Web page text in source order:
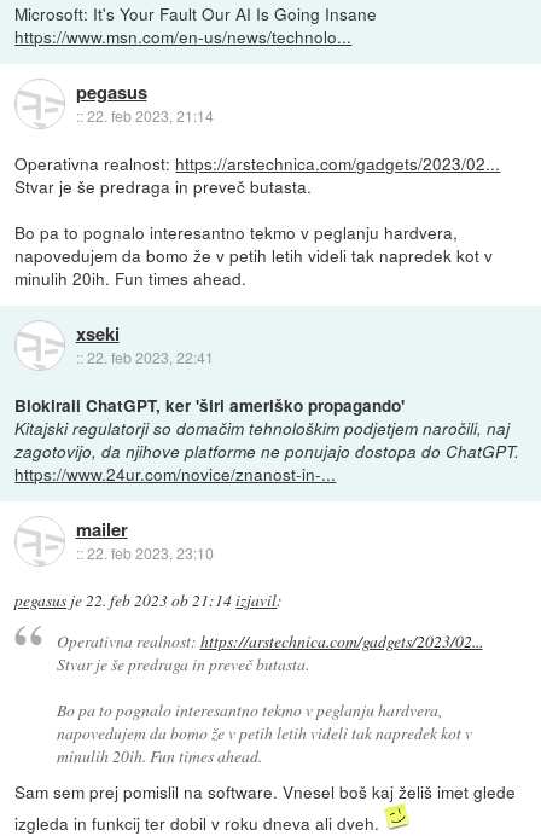
Microsoft: It's Your Fault Our AI Is Going Insane
https://www.msn.com/en-us/news/technolo...
pegasus
::22. feb 2023, 21:14
Operativna realnost: https://arstechnica.com/gadgets/2023/02...
Stvar je še predraga in preveč butasta.
Bo pa to pognalo interesantno tekmo v peglanju hardvera,
napovedujem da bomo že v petih letih videli tak napredek kot v
minulih 20ih. Fun times ahead.
xseki
::22. feb 2023, 22:41
Blokirali ChatGPT, ker 'širi ameriško propagando'
Kitajski regulatorji so domačim tehnološkim podjetjem naročili, naj
zagotovijo, da njihove platforme ne ponujajo dostopa do ChatGPT.
https://www.24ur.com/novice/znanost-in-...
mailer
::22. feb 2023, 23:10
pegasus je22. feb 2023 ob 21:14izjavil:
Operativna realnost: https://arstechnica.com/gadgets/2023/02...
Stvar je še predraga in preveč butasta.
Bo pa to pognalo interesantno tekmo v peglanju hardvera,
napovedujem da bomo že v petih letih videli tak napredek kot v
minulih 20ih. Fun times ahead.
Sam sem prej pomislil na software. Vnesel boš kaj želiš imet glede
izgleda in funkcij ter dobil v roku dneva ali dveh.